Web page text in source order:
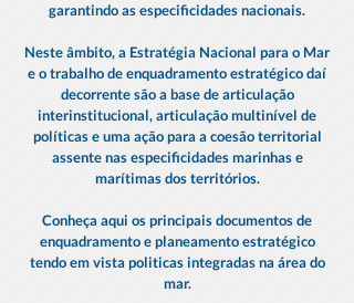
garantindo as especificidades nacionais.
Neste âmbito, a Estratégia Nacional para o Mar
e o trabalho de enquadramento estratégico daí
decorrente são a base de articulação
interinstitucional, articulação multinível de
políticas e uma ação para a coesão territorial
assente nas especificidades marinhas e
marítimas dos territórios.
Conheça aqui os principais documentos de
enquadramento e planeamento estratégico
tendo em vista politicas integradas na área do
mar.